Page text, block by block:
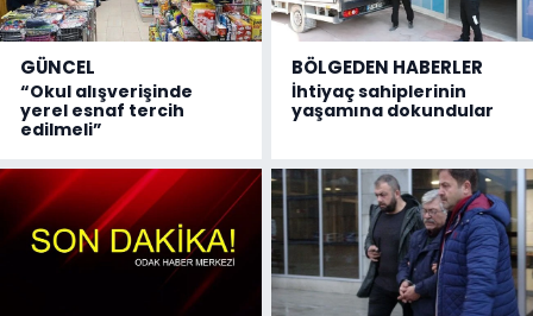
GÜNCEL
“Okul alışverişinde
yerel esnaf tercih
edilmeli”
BÖLGEDEN HABERLER
İhtiyaç sahiplerinin
yaşamına dokundular